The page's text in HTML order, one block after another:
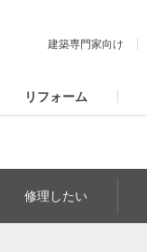
建築専門家向け
リフォーム
修理したい